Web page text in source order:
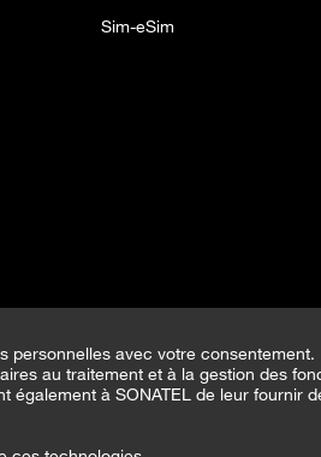
avec votre
au traitement et à la gestion des
également à SONATEL de leur fournir
Sim-eSim